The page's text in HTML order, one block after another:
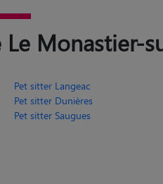
Monastier-
Pet sitter Langeac
Pet sitter Dunières
Pet sitter Saugues